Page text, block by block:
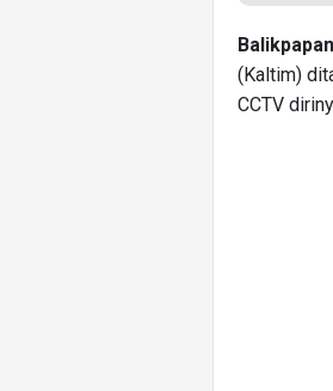
(Kaltim)
CCTV